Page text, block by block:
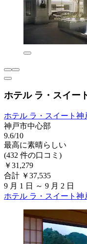
ホテル ラ・スイー
ホテル ラ・スイート神
神戸市中心部
9.6/10
最高に素晴らしい
(432 件の口コミ)
￥31,279
合計 ￥37,535
9 月 1 日 ～ 9 月 2 日
ホテル ラ・スイート神